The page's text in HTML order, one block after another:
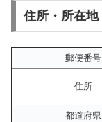
住所・所在地
郵便番号
住所
都道府県